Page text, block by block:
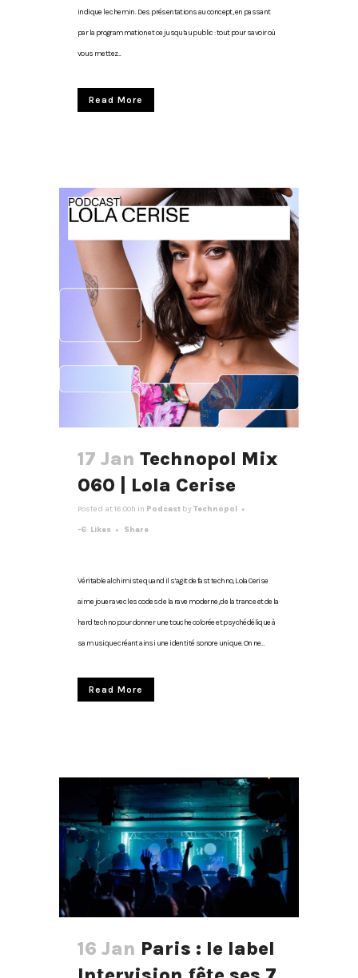
indique le chemin. Des présentations au concept, en passant
par la programmation et ce jusqu’au public : tout pour savoir où
vous mettez...
Read More
17 Jan Technopol Mix
060 | Lola Cerise
Posted at 16:00h in Podcast byTechnopol
-6 Likes Share
Véritable alchimiste quand il s’agit de fast techno, Lola Cerise
aime jouer avec les codes de la rave moderne, de la trance et de la
hard techno pour donner une touche colorée et psychédélique à
sa musique créant ainsi une identité sonore unique. On ne...
Read More
16 Jan Paris : le label